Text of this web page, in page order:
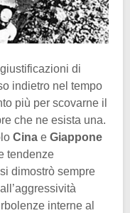
di
indietro nel tempo
più per scovarne il
che ne esista una.
Cina e Giappone
tendenze
dimostrò sempre
interne al